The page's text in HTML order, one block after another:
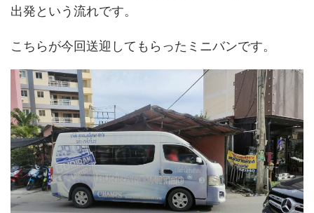
出発という流れです。
こちらが今回送迎してもらったミニバンです。